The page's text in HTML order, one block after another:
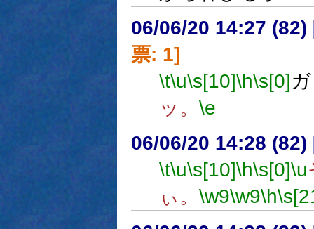
06/06/20 14:27 (82)
票: 1]
\t\u\s[10]\h\s[0]
ッ。 \e
06/06/20 14:28 (82)
\t\u\s[10]\h\s[0]\u
ぃ。 \w9\w9\h